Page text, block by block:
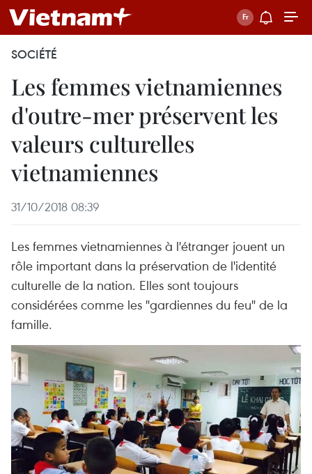
SOCIÉTÉ
Les femmes vietnamiennes
d'outre-mer préservent les
valeurs culturelles
vietnamiennes
31/10/2018 08:39
Les femmes vietnamiennes à l'étranger jouent un
rôle important dans la préservation de l'identité
culturelle de la nation. Elles sont toujours
considérées comme les "gardiennes du feu" de la
famille.